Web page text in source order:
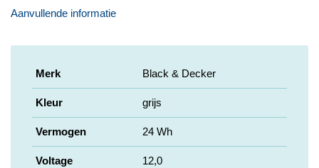
Aanvullende informatie
Merk Black & Decker
Kleur grijs
Vermogen 24 Wh
Voltage 12,0